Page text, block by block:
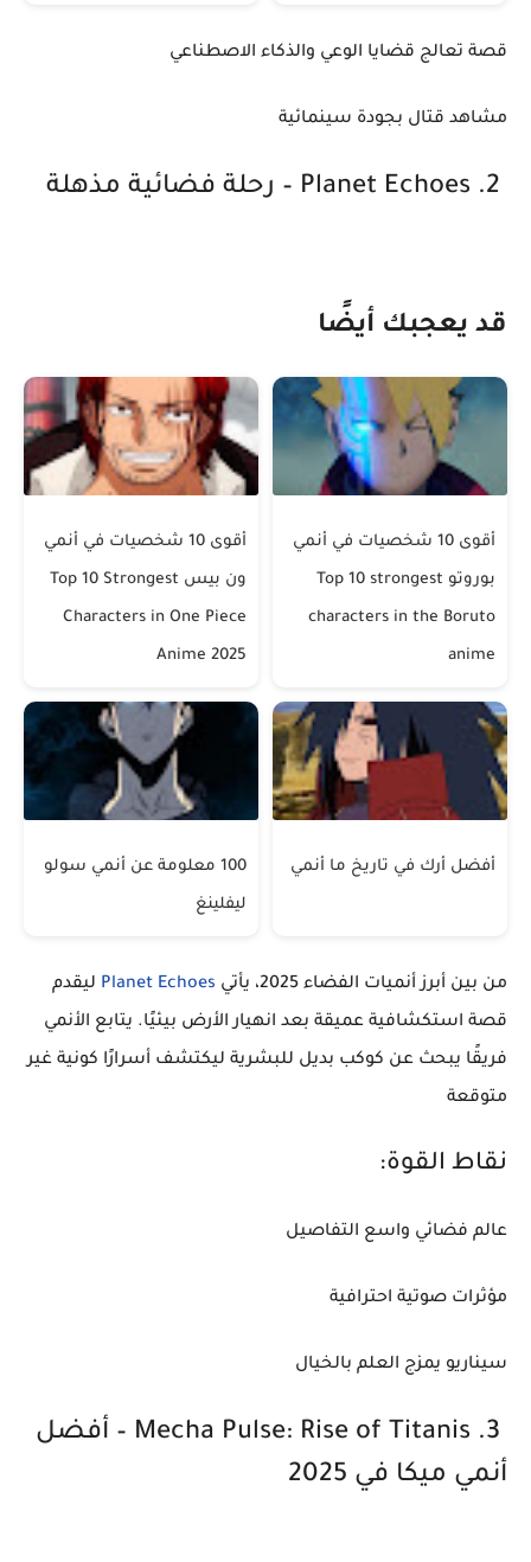
قصة تعالج قضايا الوعي والذكاء الاصطناعي
مشاهد قتال بجودة سينمائية
قد يعجبك أيضًا
أقوى 10 شخصيات في أنمي
بوروتو Top 10 strongest
characters in the Boruto
anime
أقوى 10 شخصيات في أنمي
ون بيس Top 10 Strongest
Characters in One Piece
Anime 2025
أفضل أرك في تاريخ ما أنمي 100 معلومة عن أنمي سولو
ليفلينغ
من بين أبرز أنميات الفضاء 2025، يأتي Planet Echoes ليقدم
قصة استكشافية عميقة بعد انهيار الأرض بيئيًا. يتابع الأنمي
فريقًا يبحث عن كوكب بديل للبشرية ليكتشف أسرارًا كونية غير
متوقعة
نقاط القوة:
عالم فضائي واسع التفاصيل
مؤثرات صوتية احترافية
سيناريو يمزج العلم بالخيال
3. Mecha Pulse: Rise of Titanis – أفضل
أنمي ميكا في 2025